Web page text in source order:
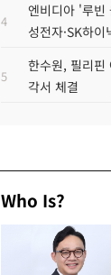
4
엔비디아 '루빈
성전자·SK하
5
한수원, 필리핀
각서 체결
Who Is?